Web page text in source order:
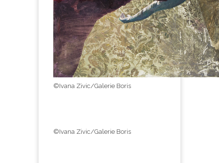
©Ivana Zivic/Galerie Boris
©Ivana Zivic/Galerie Boris